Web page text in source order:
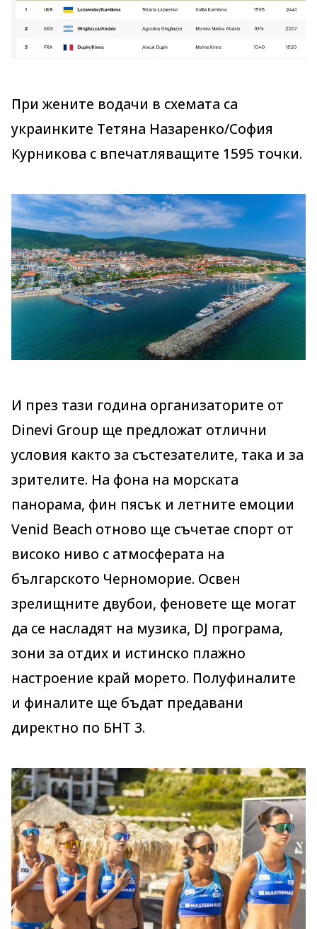
При жените водачи в схемата са
украинките Тетяна Назаренко/София
Курникова с впечатляващите 1595 точки.
И през тази година организаторите от
Dinevi Group ще предложат отлични
условия както за състезателите, така и за
зрителите. На фона на морската
панорама, фин пясък и летните емоции
Venid Beach отново ще съчетае спорт от
високо ниво с атмосферата на
българското Черноморие. Освен
зрелищните двубои, феновете ще могат
да се насладят на музика, DJ програма,
зони за отдих и истинско плажно
настроение край морето. Полуфиналите
и финалите ще бъдат предавани
директно по БНТ 3.